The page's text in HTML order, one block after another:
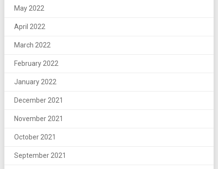
May 2022
April 2022
March 2022
February 2022
January 2022
December 2021
November 2021
October 2021
September 2021